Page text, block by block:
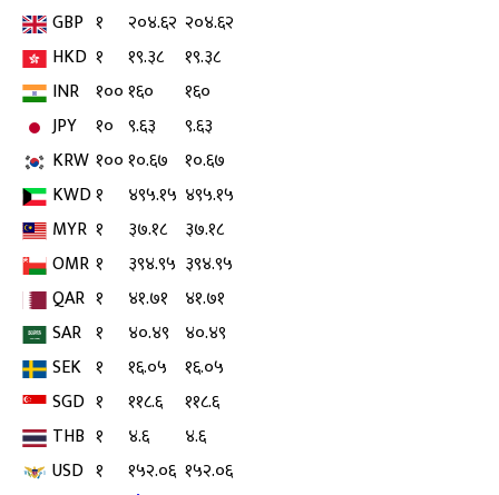
GBP १ २०४.६२ २०४.६२
HKD १ १९.३८
१९.३८
INR १००१६०
१६०
JPY
१० ९.६३
९.६३
KRW १००१०.६७ १०.६७
KWD१ ४९५.१५ ४९५.१५
MYR १ ३७.१८
३७.१८
OMR १ ३९४.९५ ३९४.९५
QAR १ ४१.७१
४१.७१
SAR १ ४०.४९ ४०.४९
SEK १ १६.०५
१६.०५
SGD १ ११८.६
११८.६
THB १ ४.६
४.६
USD १ १५२.०६ १५२.०६